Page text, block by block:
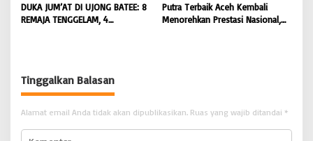
DUKA JUM’AT DI UJONG BATEE: 8
REMAJA TENGGELAM, 4
Putra Terbaik Aceh Kembali
Menorehkan Prestasi Nasional,
Tinggalkan Balasan
Alamat email Anda tidak akan dipublikasikan. Ruas yang wajib ditandai *